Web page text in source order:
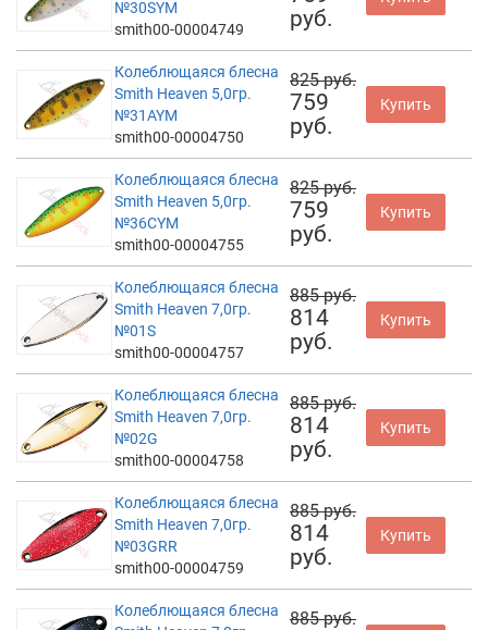
№30SYM
smith00-00004749
руб.
Колеблющаяся блесна
Smith Heaven 5,0гр.
№31AYM
smith00-00004750
825 руб.
759
руб.
Купить
Колеблющаяся блесна
Smith Heaven 5,0гр.
№36CYM
smith00-00004755
825 руб.
759
руб.
Купить
Колеблющаяся блесна
Smith Heaven 7,0гр.
№01S
smith00-00004757
885 руб.
814
руб.
Купить
Колеблющаяся блесна
Smith Heaven 7,0гр.
№02G
smith00-00004758
885 руб.
814
руб.
Купить
Колеблющаяся блесна
Smith Heaven 7,0гр.
№03GRR
smith00-00004759
885 руб.
814
руб.
Купить
Колеблющаяся блесна
885 руб.